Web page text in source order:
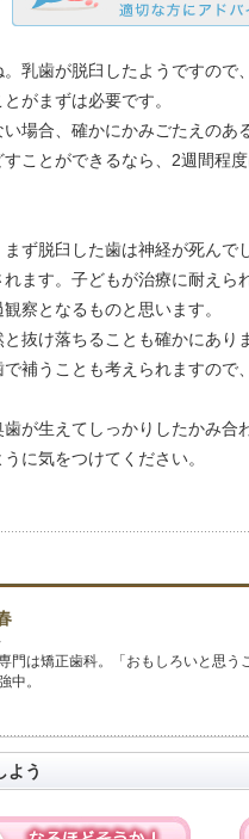
乳歯が脱臼したようですの
がまずは必要です。
場合、確かにかみごたえのあ
ことができるなら、2週間程
ず脱臼した歯は神経が死ん
ます。子どもが治療に耐えら
察となるものと思います。
抜け落ちることも確かにあ
補うことも考えられますので
が生えてしっかりしたかみ合
に気をつけてください。
門は矯正歯科。「おもしろいと思う
中。
よう